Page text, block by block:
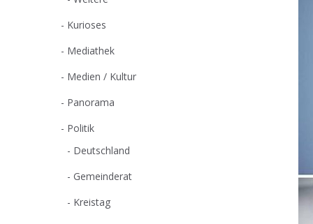
Kurioses
Mediathek
Medien / Kultur
Panorama
Politik
Deutschland
Gemeinderat
Kreistag